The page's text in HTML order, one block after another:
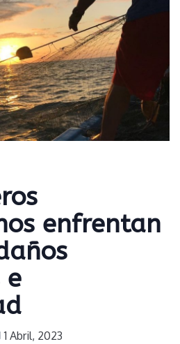
enfrentan
e
1 Abril, 2023